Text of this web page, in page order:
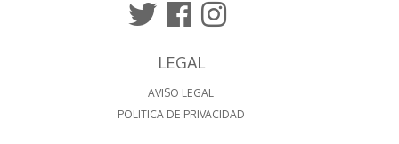
LEGAL
AVISO LEGAL
POLITICA DE PRIVACIDAD